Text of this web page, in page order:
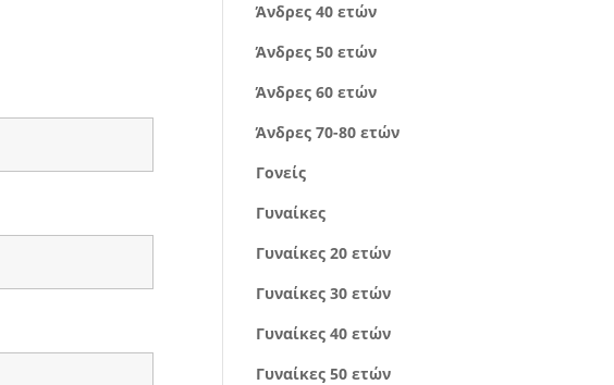
Άνδρες 40 ετών
Άνδρες 50 ετών
Άνδρες 60 ετών
Άνδρες 70-80 ετών
Γονείς
Γυναίκες
Γυναίκες 20 ετών
Γυναίκες 30 ετών
Γυναίκες 40 ετών
Γυναίκες 50 ετών